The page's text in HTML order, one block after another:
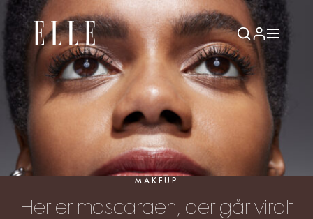
MAKEUP
Her er mascaraen, der går viralt